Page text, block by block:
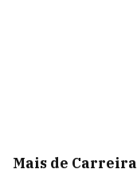
Mais de Carreira